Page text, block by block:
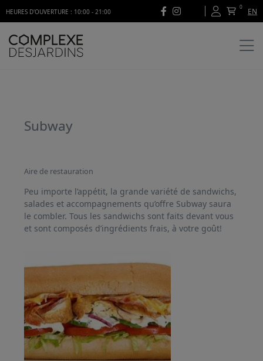
HEURES D'OUVERTURE : 10:00 - 21:00
0 EN
Subway
Aire de restauration
Peu importe l’appétit, la grande variété de sandwichs,
salades et accompagnements qu’offre Subway saura
le combler. Tous les sandwichs sont faits devant vous
et sont composés d’ingrédients frais, à votre goût!